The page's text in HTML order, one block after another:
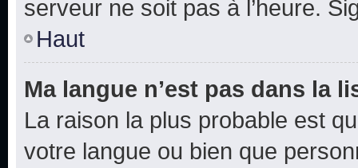
serveur ne soit pas à l’heure.
Haut
Ma langue n’est pas dans la
La raison la plus probable est
votre langue ou bien que